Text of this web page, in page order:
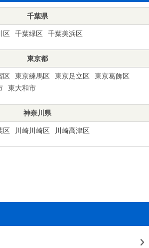
千葉県
区 千葉緑区 千葉美浜区
東京都
区 東京練馬区 東京足立区
東京葛飾区
東大和市
神奈川県
区 川崎川崎区 川崎高津区